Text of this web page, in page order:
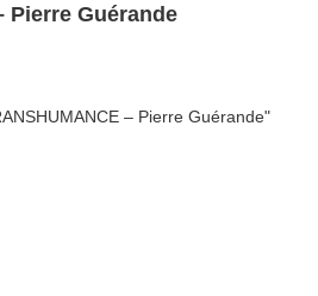
Pierre Guérande